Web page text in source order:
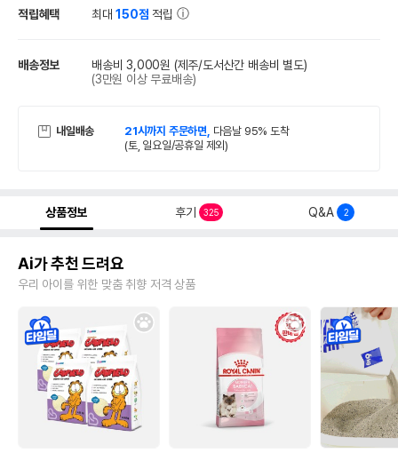
적립혜택 최대150점 적립
배송정보 배송비 3,000원 (제주/도서산간 배송비 별도)
(3만원 이상 무료배송)
내일배송 21시까지 주문하면, 다음날 95% 도착
(토, 일요일/공휴일 제외)
상품정보 후기 325 Q&A 2
Ai가 추천 드려요
우리 아이를 위한 맞춤 취향 저격 상품